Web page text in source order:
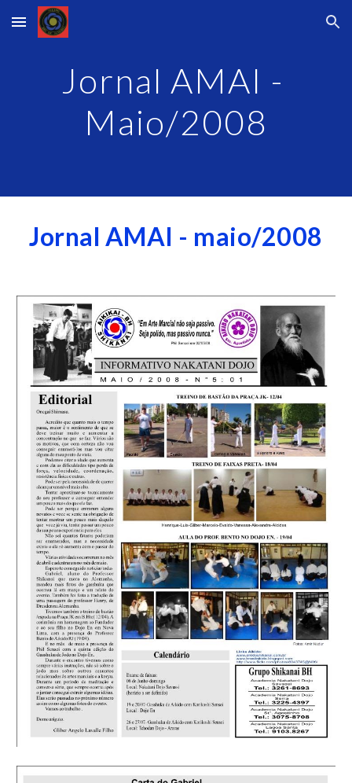
Skip to main content Skip to navigation
Jornal AMAI -
Maio/2008
Jornal AMAI - maio/2008